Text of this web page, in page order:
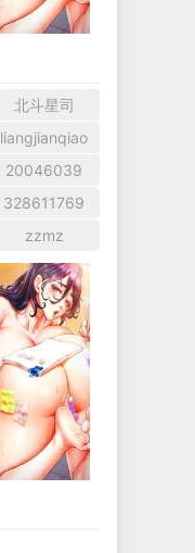
北斗星司
liangjianqiao
20046039
328611769
zzmz